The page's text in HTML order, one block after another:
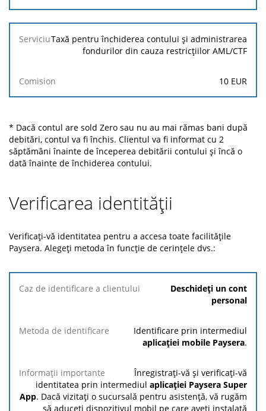
Taxă pentru închiderea contului și administrarea
fondurilor din cauza restricțiilor AML/CTF
10 EUR
* Dacă contul are sold Zero sau nu au mai rămas bani după
debitări, contul va fi închis. Clientul va fi informat cu 2
săptămâni înainte de începerea debitării contului și încă o
dată înainte de închiderea contului.
Verificarea identității
Verificați-vă identitatea pentru a accesa toate facilitățile
Paysera. Alegeți metoda în funcție de cerințele dvs.:
Caz de
Deschideți un cont
personal
Identificare prin intermediul
aplicației mobile Paysera.
Înregistrați-vă și verificați-vă
identitatea prin intermediul aplicației Paysera Super
App. Dacă vizitați o sucursală pentru asistență, vă rugăm
să aduceți dispozitivul mobil pe care aveți instalată